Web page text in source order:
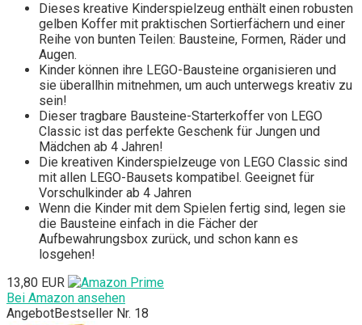
Dieses kreative Kinderspielzeug enthält einen robusten
gelben Koffer mit praktischen Sortierfächern und einer
Reihe von bunten Teilen: Bausteine, Formen, Räder und
Augen.
Kinder können ihre LEGO-Bausteine organisieren und
sie überallhin mitnehmen, um auch unterwegs kreativ zu
sein!
Dieser tragbare Bausteine-Starterkoffer von LEGO
Classic ist das perfekte Geschenk für Jungen und
Mädchen ab 4 Jahren!
Die kreativen Kinderspielzeuge von LEGO Classic sind
mit allen LEGO-Bausets kompatibel. Geeignet für
Vorschulkinder ab 4 Jahren
Wenn die Kinder mit dem Spielen fertig sind, legen sie
die Bausteine einfach in die Fächer der
Aufbewahrungsbox zurück, und schon kann es
losgehen!
13,80 EUR
Bei Amazon ansehen
AngebotBestseller Nr. 18